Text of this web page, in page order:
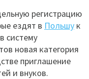
регистрацию
ездят в Польшу к
систему
новая категория
приглашение
и внуков.